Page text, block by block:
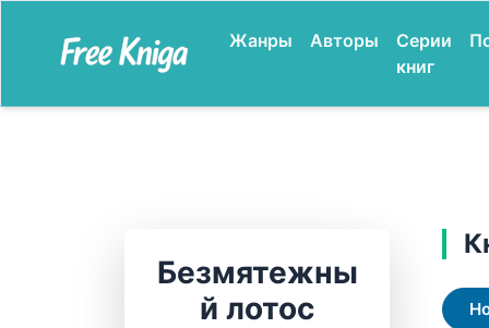
Жанры Авторы
Серии
книг
Безмятежны
й лотос